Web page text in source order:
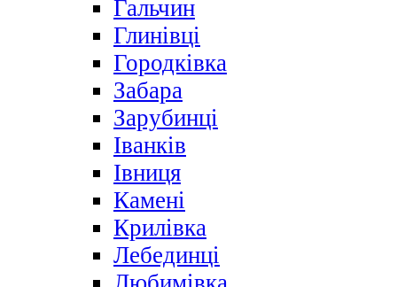
Гальчин
Глинівці
Городківка
Забара
Зарубинці
Іванків
Івниця
Камені
Крилівка
Лебединці